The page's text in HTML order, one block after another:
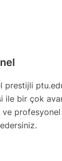
prestijli
ile bir çok
ve